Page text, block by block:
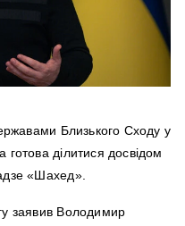
Близького Сходу у
готова ділитися досвідом
«Шахед».
заявив Володимир